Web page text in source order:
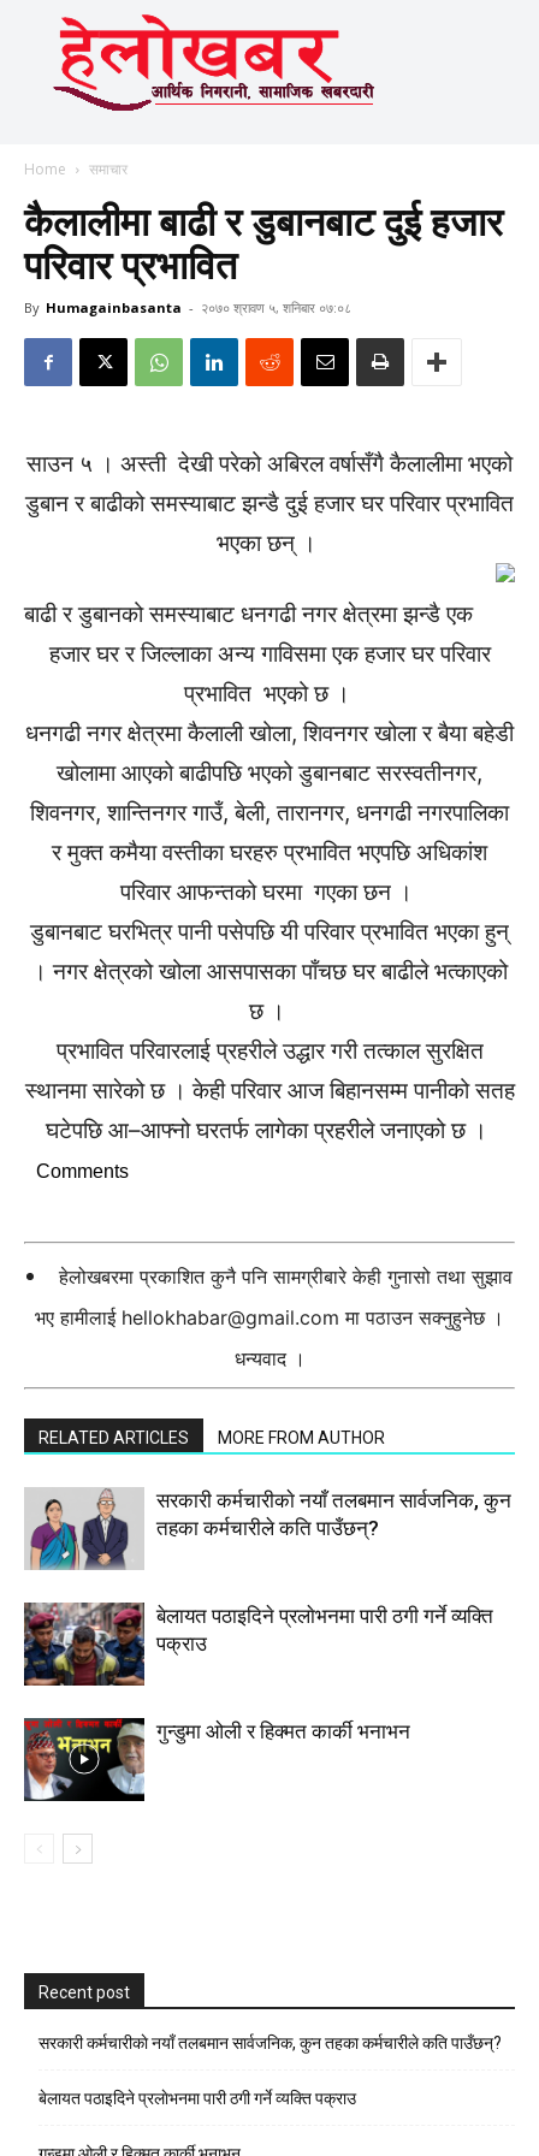
Home समाचार
कैलालीमा बाढी र डुबानबाट दुई हजार
परिवार प्रभावित
By Humagainbasanta - २०७० श्रावण ५, शनिबार ०७:०८
साउन ५ । अस्ती देखी परेको अबिरल वर्षासँगै कैलालीमा भएको
डुबान र बाढीको समस्याबाट झन्डै दुई हजार घर परिवार प्रभावित
भएका छन् ।
बाढी र डुबानको समस्याबाट धनगढी नगर क्षेत्रमा झन्डै एक
हजार घर र जिल्लाका अन्य गाविसमा एक हजार घर परिवार
प्रभावित भएको छ ।
धनगढी नगर क्षेत्रमा कैलाली खोला, शिवनगर खोला र बैया बहेडी
खोलामा आएको बाढीपछि भएको डुबानबाट सरस्वतीनगर,
शिवनगर, शान्तिनगर गाउँ, बेली, तारानगर, धनगढी नगरपालिका
र मुक्त कमैया वस्तीका घरहरु प्रभावित भएपछि अधिकांश
परिवार आफन्तको घरमा गएका छन ।
डुबानबाट घरभित्र पानी पसेपछि यी परिवार प्रभावित भएका हुन्
। नगर क्षेत्रको खोला आसपासका पाँचछ घर बाढीले भत्काएको
छ ।
प्रभावित परिवारलाई प्रहरीले उद्धार गरी तत्काल सुरक्षित
स्थानमा सारेको छ । केही परिवार आज बिहानसम्म पानीको सतह
घटेपछि आ–आफ्नो घरतर्फ लागेका प्रहरीले जनाएको छ ।
Comments
हेलोखबरमा प्रकाशित कुनै पनि सामग्रीबारे केही गुनासो तथा सुझाव
भए हामीलाई hellokhabar@gmail.com मा पठाउन सक्नुहुनेछ ।
धन्यवाद ।
RELATED ARTICLES MORE FROM AUTHOR
सरकारी कर्मचारीकाे नयाँ तलबमान सार्वजनिक, कुन
तहका कर्मचारीले कति पाउँछन्?
बेलायत पठाइदिने प्रलाेभनमा पारी ठगी गर्ने व्यक्ति
पक्राउ
गुन्डुमा ओली र हिक्मत कार्की भनाभन
Recent post
सरकारी कर्मचारीकाे नयाँ तलबमान सार्वजनिक, कुन तहका कर्मचारीले कति पाउँछन्?
बेलायत पठाइदिने प्रलाेभनमा पारी ठगी गर्ने व्यक्ति पक्राउ